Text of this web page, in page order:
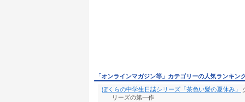
「オンラインマガジン等」カテゴリーの人気ランキン
ぼくらの中学生日誌シリーズ「茶色い髪の夏休み」
リーズの第一作